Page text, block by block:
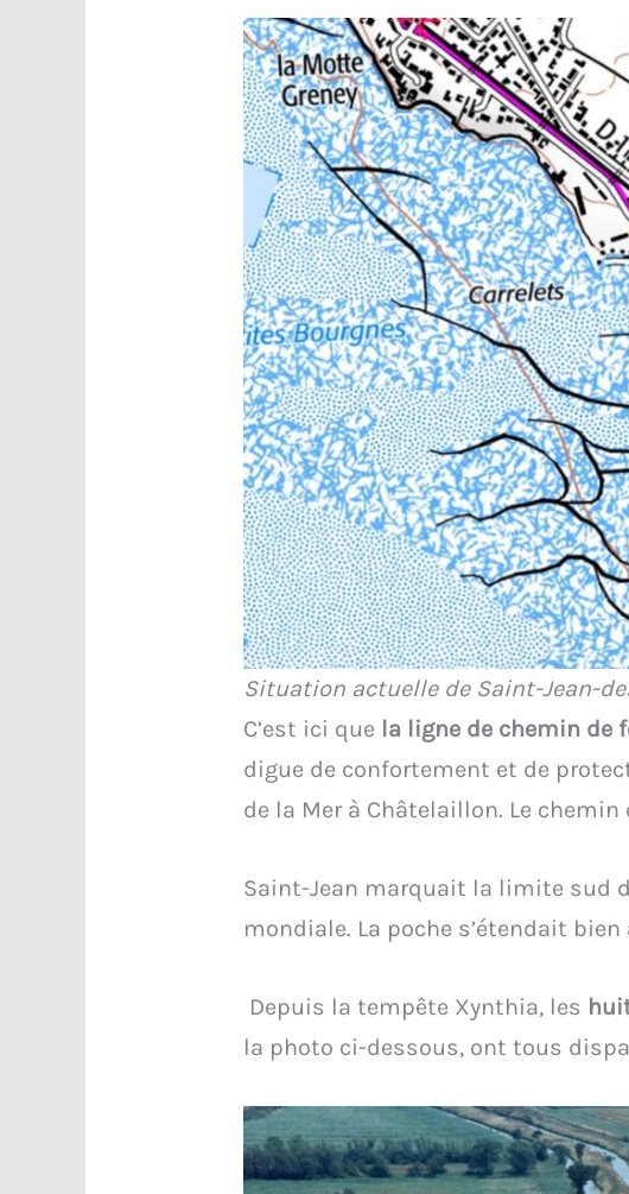
Situation actuelle de Saint-Jean-
C’est ici que la ligne de chemin de
digue de confortement et de
de la Mer à Châtelaillon. Le
Saint-Jean marquait la limite sud
mondiale. La poche s’étendait
Depuis la tempête Xynthia, les
la photo ci-dessous, ont tous